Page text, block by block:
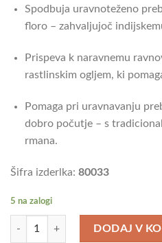
Spodbuja uravnoteženo
floro – zahvaljujoč
Prispeva k naravnemu
rastlinskim ogljem, ki
Pomaga pri uravnavanju
dobro počutje – s
rmana.
Šifra izderlka: 80033
5 na zalogi
Podpora za prebavo in boljše
DODAJ V